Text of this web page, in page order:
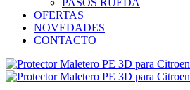
OFERTAS
NOVEDADES
CONTACTO